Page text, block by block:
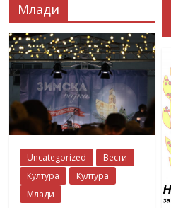
Млади
Uncategorized
Вести
Култура
Култура
Млади